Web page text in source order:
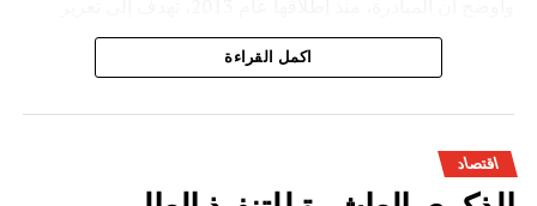
الترابط بين القارات الثلاث عبر شبكة واسعة من الموانئ
والسكك الحديدية والطرق البرية والممرات البحرية، إضافة إلى
الصناعي.
وخلال عرضه التفصيلي، أبرز لي يوان تشينغ أن المبادرة ساهمت
اكمل القراءة
اقتصاد